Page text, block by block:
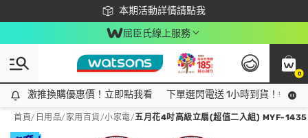
本期活動詳情請點我
下載app最高回饋$350
屈臣氏線上服務
0
激推換購優惠價！立即點我看
激推換購優惠價！立即點我看 下單選閃電送 1小時到貨！領神
首頁/ 日用品/ 家用百貨/小家電/五月花4吋高級立扇(超值二入組) MYF-1435